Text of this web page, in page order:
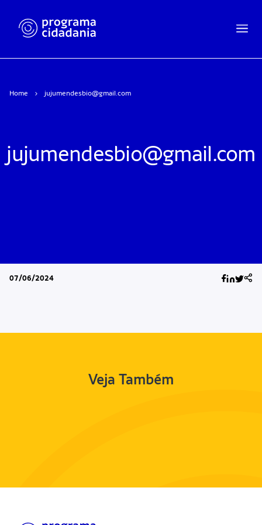
Home jujumendesbio@gmail.com
jujumendesbio@gmail.com
07/06/2024
Veja Também